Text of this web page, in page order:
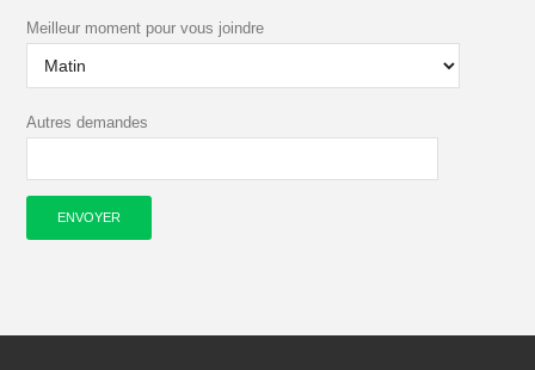
Meilleur moment pour vous joindre
Autres demandes